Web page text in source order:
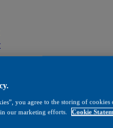
you agree to the storing of
in our marketing efforts.
Cookie